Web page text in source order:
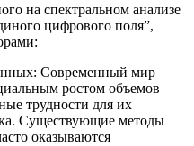
на спектральном анализе
цифрового поля”,
Современный мир
ростом объемов
трудности для их
Существующие методы
оказываются